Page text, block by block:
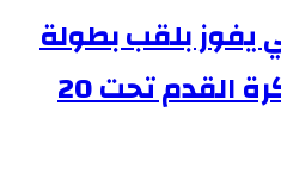
يفوز بلقب بطولة
شمال إفريقيا لكرة القدم تحت 20